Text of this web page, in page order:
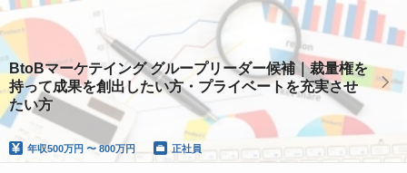
BtoBマーケテイング グループリーダー候補｜裁量権を
持って成果を創出したい方・プライベートを充実させ
たい方
年収500万円 〜 800万円 正社員